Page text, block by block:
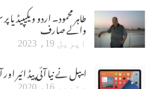
طاہر محمود۔ اردو
والے صارف
اپریل 19، 2023
ایپل نے نیا آئی پیڈ ائیر
ستمبر 16، 2020